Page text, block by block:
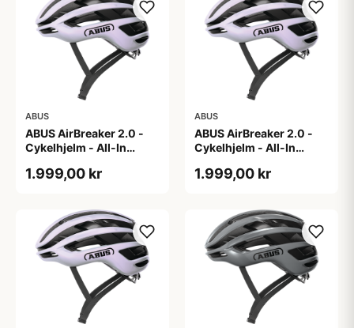
ABUS
ABUS AirBreaker 2.0 -
Cykelhjelm - All-In
1.999,00 kr
ABUS
ABUS AirBreaker 2.0 -
Cykelhjelm - All-In
1.999,00 kr